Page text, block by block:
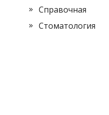
Справочная
Стоматология